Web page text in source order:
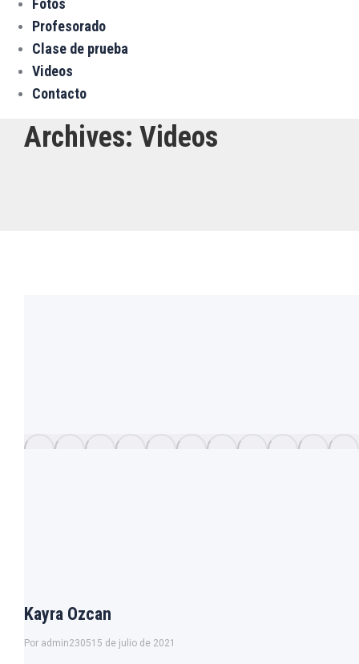
Fotos
Profesorado
Clase de prueba
Videos
Contacto
Archives: Videos
Kayra Ozcan
Por admin230515 de julio de 2021